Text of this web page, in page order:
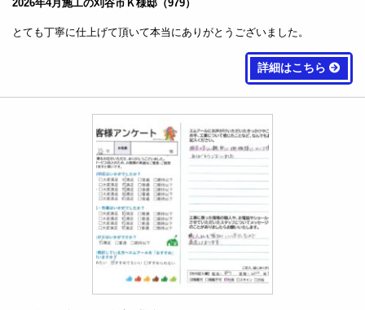
2026年4月施工の刈谷市Ｋ様邸（979）
とても丁寧に仕上げて頂いて本当にありがとうございました。
詳細はこちら